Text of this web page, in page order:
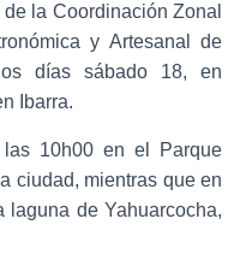
la Coordinación Zonal
y Artesanal de
días sábado 18, en
Ibarra.
10h00 en el Parque
ciudad, mientras que en
laguna de Yahuarcocha,